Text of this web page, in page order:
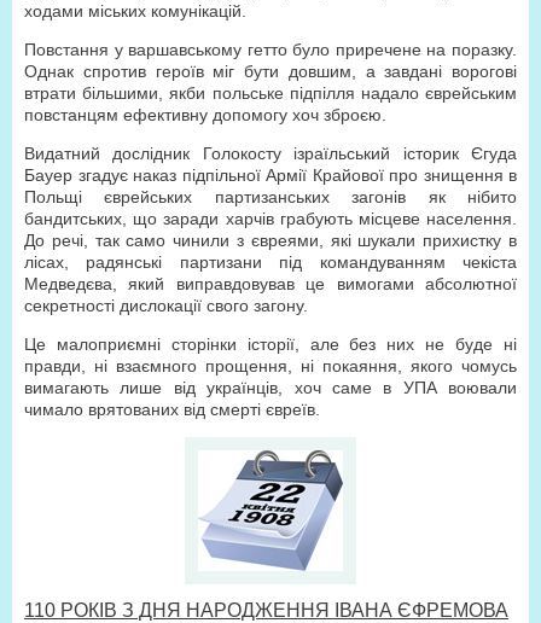
ходами міських комунікацій.
Повстання у варшавському гетто було приречене на поразку.
Однак спротив героїв міг бути довшим, а завдані ворогові
втрати більшими, якби польське підпілля надало єврейським
повстанцям ефективну допомогу хоч зброєю.
Видатний дослідник Голокосту ізраїльський історик Єгуда
Бауер згадує наказ підпільної Армії Крайової про знищення в
Польщі єврейських партизанських загонів як нібито
бандитських, що заради харчів грабують місцеве населення.
До речі, так само чинили з євреями, які шукали прихистку в
лісах, радянські партизани під командуванням чекіста
Медведєва, який виправдовував це вимогами абсолютної
секретності дислокації свого загону.
Це малоприємні сторінки історії, але без них не буде ні
правди, ні взаємного прощення, ні покаяння, якого чомусь
вимагають лише від українців, хоч саме в УПА воювали
чимало врятованих від смерті євреїв.
110 РОКІВ З ДНЯ НАРОДЖЕННЯ ІВАНА ЄФРЕМОВА